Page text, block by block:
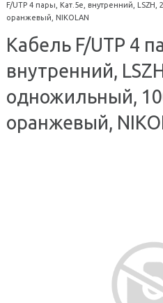
F/UTP 4 пары, Кат.5e, внутренний,
оранжевый, NIKOLAN
Кабель F/UTP 4
внутренний,
одножильный,
оранжевый,